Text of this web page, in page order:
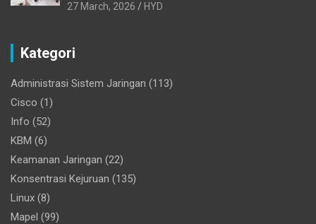
27 March, 2026 HYD
Kategori
Administrasi Sistem Jaringan (113)
Cisco (1)
Info (52)
KBM (6)
Keamanan Jaringan (22)
Konsentrasi Kejuruan (135)
Linux (8)
Mapel (99)